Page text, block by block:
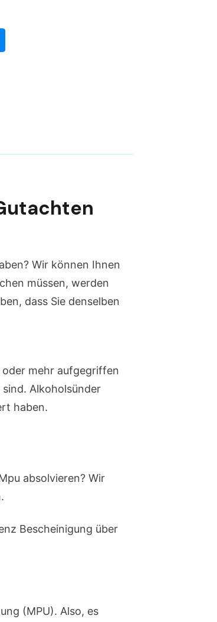
Wir können Ihnen
müssen, werden
dass Sie denselben
oder mehr aufgegriffen
Alkoholsünder
haben.
absolvieren? Wir
Bescheinigung über
(MPU). Also, es